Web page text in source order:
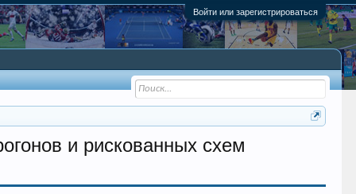
Войти или зарегистрироваться
и рискованных схем